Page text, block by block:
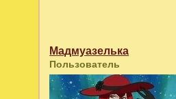
Мадмуазелька
Пользователь